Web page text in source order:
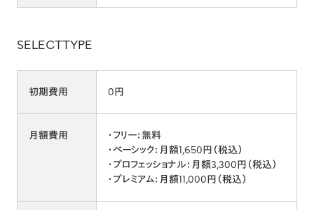
SELECTTYPE
初期費用 0円
月額費用
・フリー：無料
・ベーシック：月額1,650円（税込）
・プロフェッショナル：月額3,300円（税込）
・プレミアム：月額11,000円（税込）